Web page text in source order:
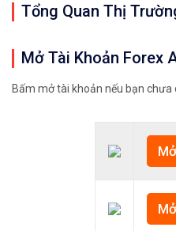
Tổng Quan Thị
Mở Tài Khoản Forex
Bấm mở tài khoản nếu bạn chưa